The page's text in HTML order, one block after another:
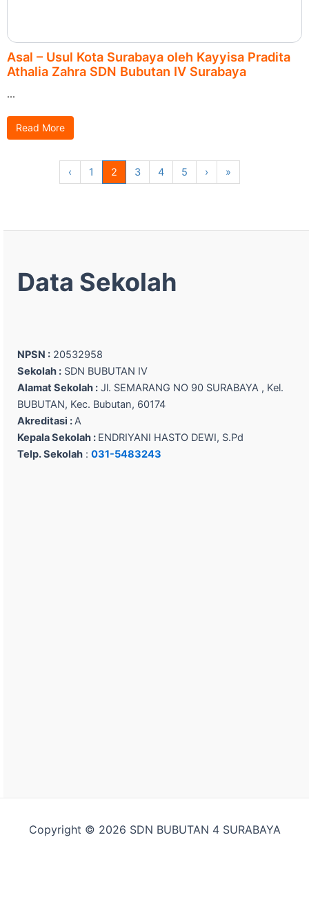
Asal – Usul Kota Surabaya oleh Kayyisa Pradita
Athalia Zahra SDN Bubutan IV Surabaya
...
Read More
‹ 1 2 3 4 5 › »
Data Sekolah
NPSN : 20532958
Sekolah : SDN BUBUTAN IV
Alamat Sekolah : Jl. SEMARANG NO 90 SURABAYA , Kel.
BUBUTAN, Kec. Bubutan, 60174
Akreditasi :A
Kepala Sekolah : ENDRIYANI HASTO DEWI, S.Pd
Telp. Sekolah : 031-5483243
Copyright © 2026 SDN BUBUTAN 4 SURABAYA